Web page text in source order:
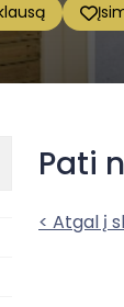
Pati
< Atgal į